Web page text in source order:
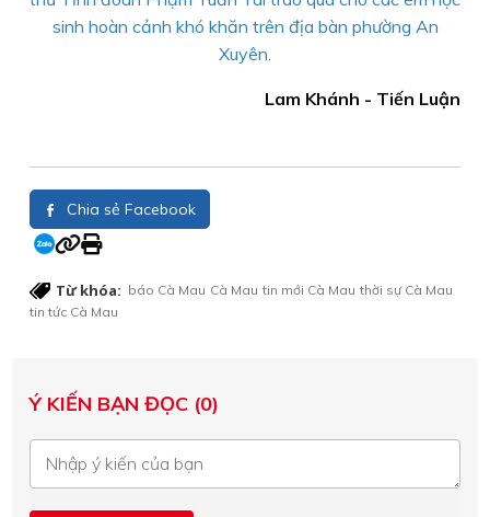
sinh hoàn cảnh khó khăn trên địa bàn phường An
Xuyên.
Lam Khánh - Tiến Luận
Chia sẻ Facebook
Từ khóa: báo Cà Mau Cà Mau tin mới Cà Mau thời sự Cà Mau
tin tức Cà Mau
Ý KIẾN BẠN ĐỌC (0)